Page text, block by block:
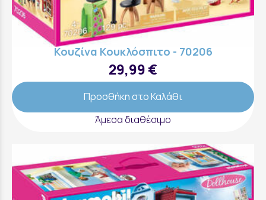
Κουζίνα Κουκλόσπιτο - 70206
29,99 €
Προσθήκη στο Καλάθι
Άμεσα διαθέσιμο